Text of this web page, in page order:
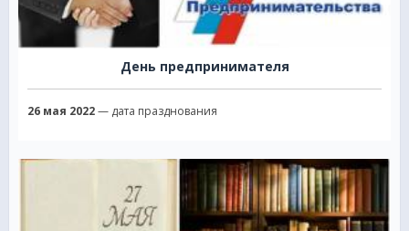
День предпринимателя
26 мая 2022— дата празднования